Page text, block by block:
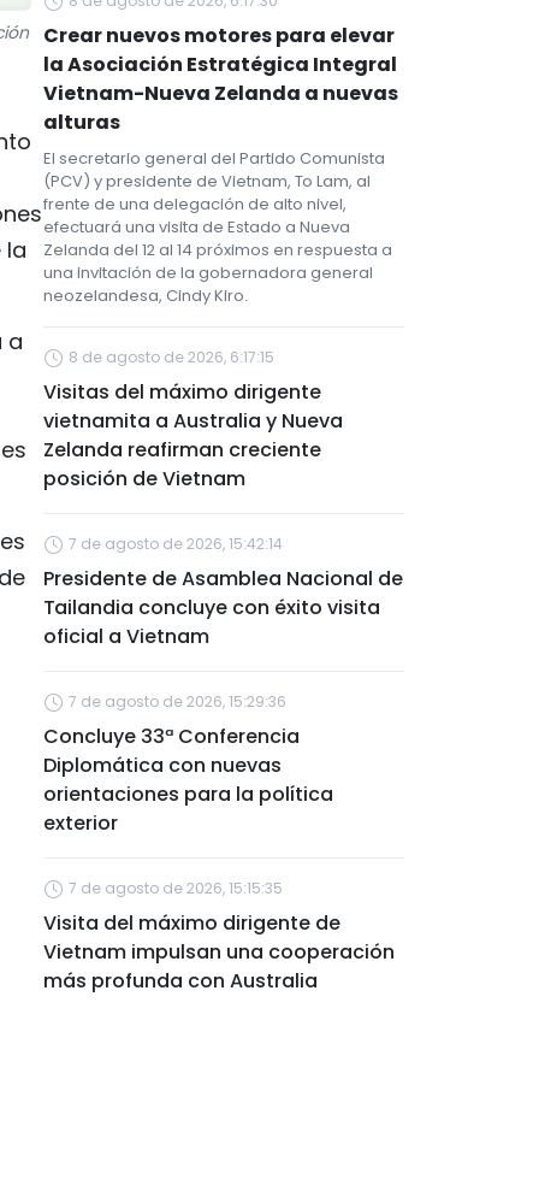
la
a
Crear nuevos motores para elevar
la Asociación Estratégica Integral
Vietnam-Nueva Zelanda a nuevas
alturas
El secretario general del Partido Comunista
(PCV) y presidente de Vietnam, To Lam, al
frente de una delegación de alto nivel,
efectuará una visita de Estado a Nueva
Zelanda del 12 al 14 próximos en respuesta a
una invitación de la gobernadora general
neozelandesa, Cindy Kiro.
8 de agosto de 2026, 6:17:15
Visitas del máximo dirigente
vietnamita a Australia y Nueva
Zelanda reafirman creciente
posición de Vietnam
7 de agosto de 2026, 15:42:14
Presidente de Asamblea Nacional de
Tailandia concluye con éxito visita
oficial a Vietnam
7 de agosto de 2026, 15:29:36
Concluye 33ª Conferencia
Diplomática con nuevas
orientaciones para la política
exterior
7 de agosto de 2026, 15:15:35
Visita del máximo dirigente de
Vietnam impulsan una cooperación
más profunda con Australia